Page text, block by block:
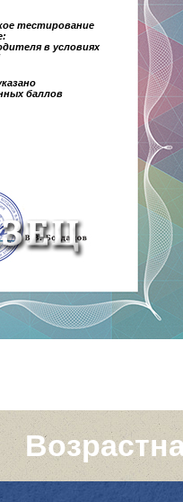
тестирование
в условиях
баллов